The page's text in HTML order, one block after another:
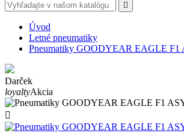

Úvod
Letné pneumatiky
Pneumatiky GOODYEAR EAGLE
Darček
loyaltyAkcia
